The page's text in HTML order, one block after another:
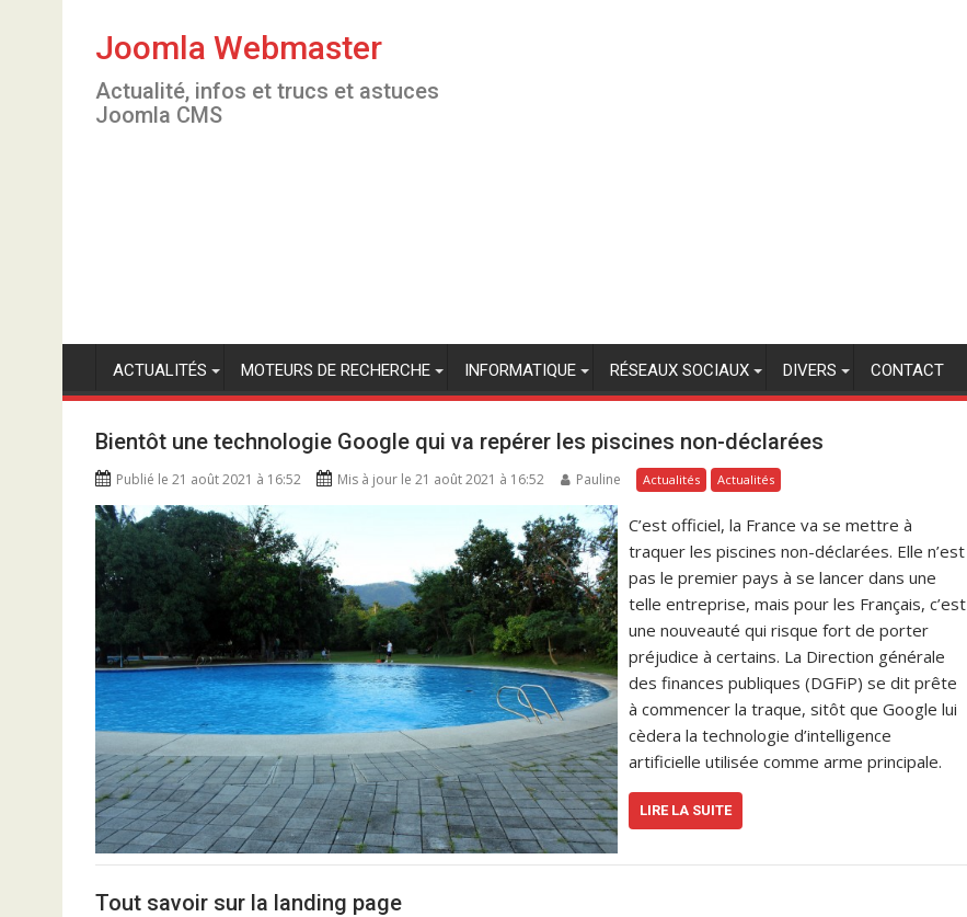
Joomla Webmaster
Actualité, infos et trucs et astuces
Joomla CMS
ACTUALITÉS MOTEURS DE RECHERCHE INFORMATIQUE RÉSEAUX SOCIAUX DIVERS CONTACT
Bientôt une technologie Google qui va repérer les piscines non-déclarées
Publié le 21 août 2021 à 16:52 Mis à jour le 21 août 2021 à 16:52 Pauline Actualités Actualités
C’est officiel, la France va se mettre à
traquer les piscines non-déclarées. Elle n’est
pas le premier pays à se lancer dans une
telle entreprise, mais pour les Français, c’est
une nouveauté qui risque fort de porter
préjudice à certains. La Direction générale
des finances publiques (DGFiP) se dit prête
à commencer la traque, sitôt que Google lui
cèdera la technologie d’intelligence
artificielle utilisée comme arme principale.
LIRE LA SUITE
Tout savoir sur la landing page